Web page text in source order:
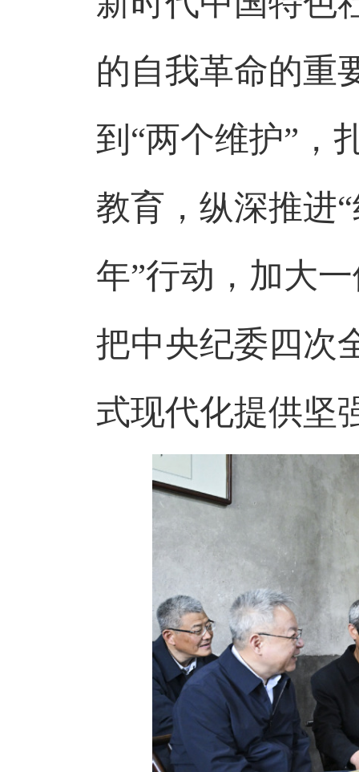
的自我革命的重
到“两个维护”，
教育，纵深推进
年”行动，加大
把中央纪委四次
式现代化提供坚